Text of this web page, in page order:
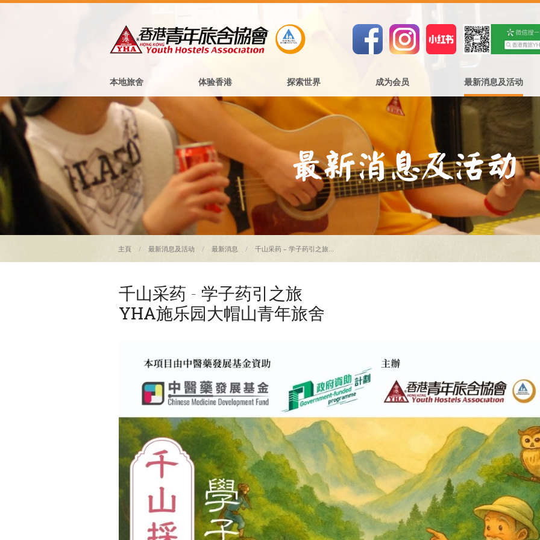
本地旅舍 体验香港 探索世界 成为会员 最新消息及活动
主頁 最新消息及活动 最新消息 千山采药 – 学子药引之旅...
千山采药 - 学子药引之旅
YHA施乐园大帽山青年旅舍